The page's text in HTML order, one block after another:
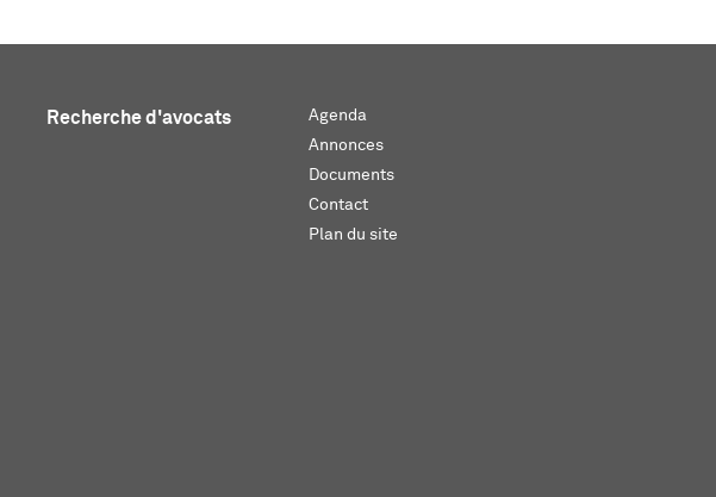
Recherche d'avocats
Agenda
Annonces
Documents
Contact
Plan du site